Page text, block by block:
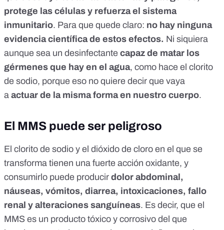
protege las células y refuerza el sistema
inmunitario. Para que quede claro: no hay ninguna
evidencia científica de estos efectos. Ni siquiera
aunque sea un desinfectante capaz de matar los
gérmenes que hay en el agua, como hace el clorito
de sodio, porque eso no quiere decir que vaya
a actuar de la misma forma en nuestro cuerpo.
El MMS puede ser peligroso
El clorito de sodio y el dióxido de cloro en el que se
transforma tienen una fuerte acción oxidante, y
consumirlo puede producir dolor abdominal,
náuseas, vómitos, diarrea, intoxicaciones, fallo
renal y alteraciones sanguíneas. Es decir, que el
MMS es un producto tóxico y corrosivo del que